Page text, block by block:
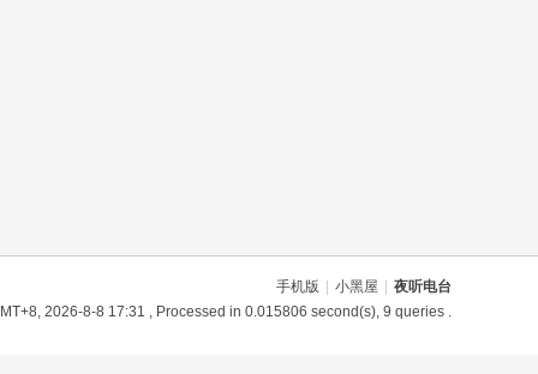
手机版 小黑屋
夜听电台
2026-8-8 17:31 , Processed in 0.015806 second(s), 9 queries .